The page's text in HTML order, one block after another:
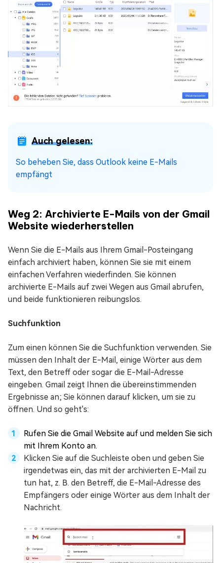
Auch gelesen:
So beheben Sie, dass Outlook keine E-Mails
empfängt
Weg 2: Archivierte E-Mails von der Gmail
Website wiederherstellen
Wenn Sie die E-Mails aus Ihrem Gmail-Posteingang
einfach archiviert haben, können Sie sie mit einem
einfachen Verfahren wiederfinden. Sie können
archivierte E-Mails auf zwei Wegen aus Gmail abrufen,
und beide funktionieren reibungslos.
Suchfunktion
Zum einen können Sie die Suchfunktion verwenden. Sie
müssen den Inhalt der E-Mail, einige Wörter aus dem
Text, den Betreff oder sogar die E-Mail-Adresse
eingeben. Gmail zeigt Ihnen die übereinstimmenden
Ergebnisse an; Sie können darauf klicken, um sie zu
öffnen. Und so geht's:
Rufen Sie die Gmail Website auf und melden Sie sich
mit Ihrem Konto an.
Klicken Sie auf die Suchleiste oben und geben Sie
irgendetwas ein, das mit der archivierten E-Mail zu
tun hat, z. B. den Betreff, die E-Mail-Adresse des
Empfängers oder einige Wörter aus dem Inhalt der
Nachricht.